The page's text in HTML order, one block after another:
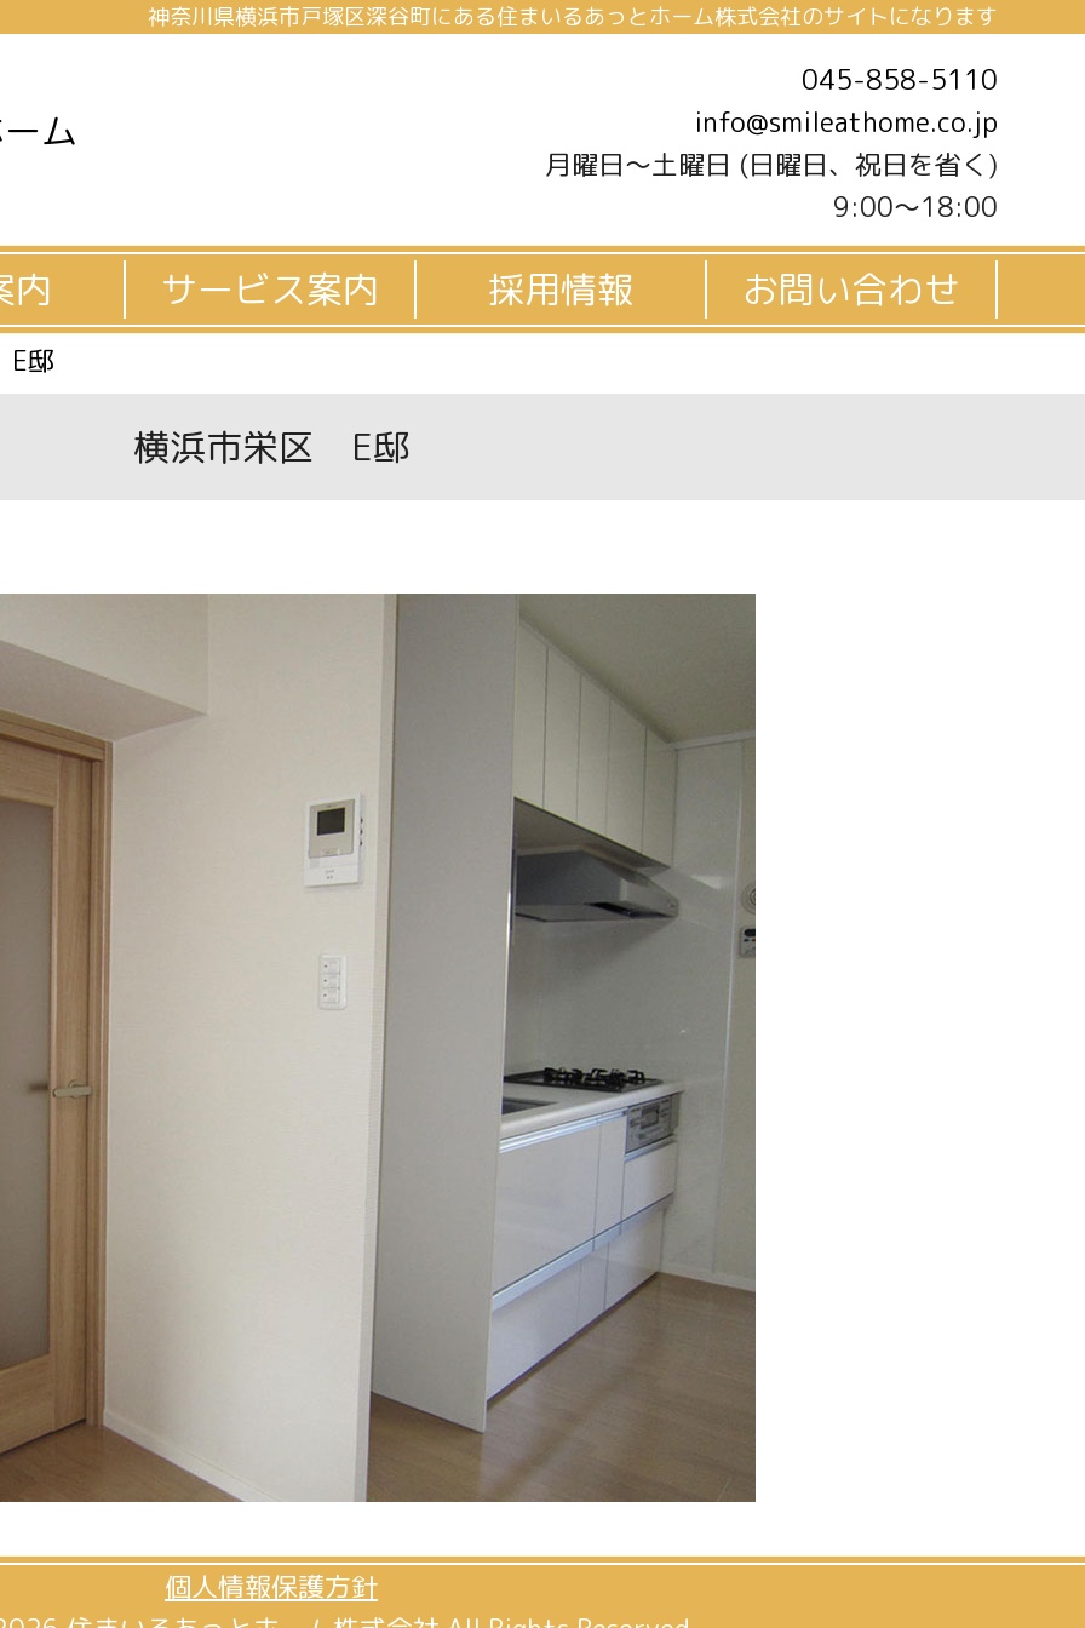
神奈川県横浜市戸塚区深谷町にある住まいるあっとホーム株式会社のサイトになります
ム
045-858-5110
info@smileathome.co.jp
月曜日～土曜日 (日曜日、祝日を省く)
9:00～18:00
内 サービス案内 採用情報 お問い合わせ
邸
横浜市栄区 E邸
個人情報保護方針